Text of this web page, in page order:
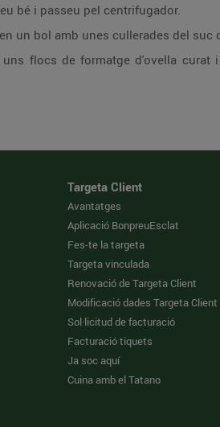
bé i passeu pel centrifugador.
un bol amb unes cullerades del
flocs de formatge d'ovella
Targeta Client
Avantatges
Aplicació BonpreuEsclat
Fes-te la targeta
Targeta vinculada
Renovació de Targeta Client
Modificació dades Targeta Client
Sol·licitud de facturació
Facturació tiquets
Ja soc aquí
Cuina amb el Tatano